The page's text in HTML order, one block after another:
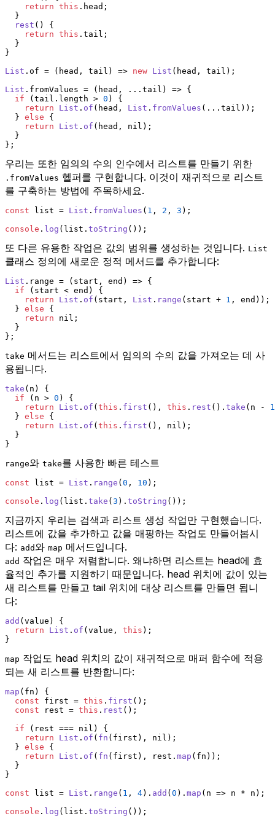
return this . head ;
  }
rest ( ) {
return this . tail ;
  }
}
List . of = ( head, tail ) => new List (head, tail);
List . fromValues = ( head, ...tail ) => {
if (tail. length > 0 ) {
return
List . of (head, List . fromValues (...tail));
  }
else {
return
List . of (head, nil);
  }
};
우리는 또한 임의의 수의 인수에서 리스트를 만들기 위한
.fromValues 헬퍼를 구현합니다. 이것이 재귀적으로 리스트
를 구축하는 방법에 주목하세요.
const list = List . fromValues ( 1 , 2 , 3 );
console . log (list. toString ());
또 다른 유용한 작업은 값의 범위를 생성하는 것입니다. List
클래스 정의에 새로운 정적 메서드를 추가합니다:
List . range = ( start, end ) => {
if (start < end) {
return
List . of (start, List . range (start + 1 , end));
  }
else {
return nil;
  }
};
take 메서드는 리스트에서 임의의 수의 값을 가져오는 데 사
용됩니다.
take ( n ) {
if (n > 0 ) {
return
List . of ( this . first (), this . rest (). take (n - 1
  }
else {
return
List . of ( this . first (), nil);
  }
}
range와 take를 사용한 빠른 테스트
const list = List . range ( 0 , 10 );
console . log (list. take ( 3 ). toString ());
지금까지 우리는 검색과 리스트 생성 작업만 구현했습니다.
리스트에 값을 추가하고 값을 매핑하는 작업도 만들어봅시
다: add와 map 메서드입니다.
add 작업은 매우 저렴합니다. 왜냐하면 리스트는 head에 효
율적인 추가를 지원하기 때문입니다. head 위치에 값이 있는
새 리스트를 만들고 tail 위치에 대상 리스트를 만들면 됩니
다:
add ( value ) {
return
List . of (value, this );
}
map 작업도 head 위치의 값이 재귀적으로 매퍼 함수에 적용
되는 새 리스트를 반환합니다:
map ( fn ) {
const first = this . first ();
const rest = this . rest ();
if (rest === nil) {
return
List . of ( fn (first), nil);
  }
else {
return
List . of ( fn (first), rest. map (fn));
  }
}
const list = List . range ( 1 , 4). add ( 0 ). map ( n => n * n);
console . log (list. toString ());